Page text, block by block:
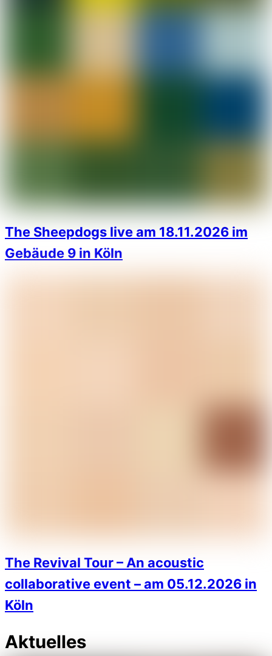
The Sheepdogs live am 18.11.2026 im
Gebäude 9 in Köln
The Revival Tour – An acoustic
collaborative event – am 05.12.2026 in
Köln
Aktuelles